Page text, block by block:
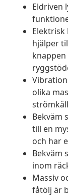
Eldriven
hjälper
olika
Bekväm
till en
och har
Bekväm
inom
Massiv
fåtölj är